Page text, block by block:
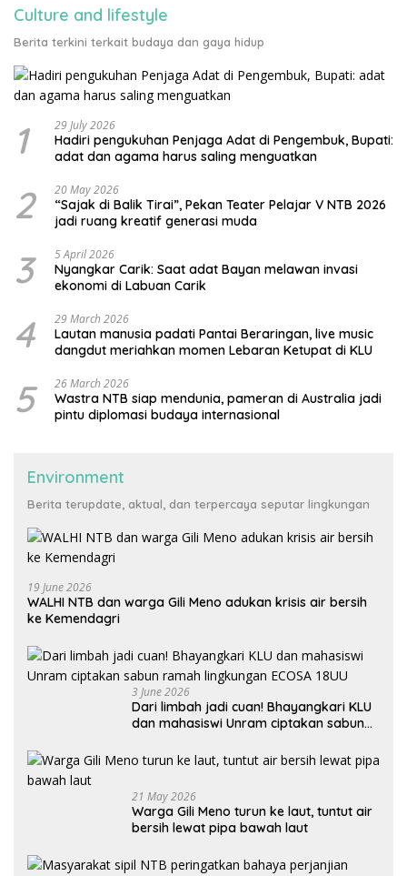
Culture and lifestyle
Berita terkini terkait budaya dan gaya hidup
1 29 July 2026
Hadiri pengukuhan Penjaga Adat di Pengembuk, Bupati:
adat dan agama harus saling menguatkan
2 20 May 2026
“Sajak di Balik Tirai”, Pekan Teater Pelajar V NTB 2026
jadi ruang kreatif generasi muda
3 5 April 2026
Nyangkar Carik: Saat adat Bayan melawan invasi
ekonomi di Labuan Carik
4 29 March 2026
Lautan manusia padati Pantai Beraringan, live music
dangdut meriahkan momen Lebaran Ketupat di KLU
5 26 March 2026
Wastra NTB siap mendunia, pameran di Australia jadi
pintu diplomasi budaya internasional
Environment
Berita terupdate, aktual, dan terpercaya seputar lingkungan
19 June 2026
WALHI NTB dan warga Gili Meno adukan krisis air bersih
ke Kemendagri
3 June 2026
Dari limbah jadi cuan! Bhayangkari KLU
dan mahasiswi Unram ciptakan sabun
21 May 2026
Warga Gili Meno turun ke laut, tuntut air
bersih lewat pipa bawah laut